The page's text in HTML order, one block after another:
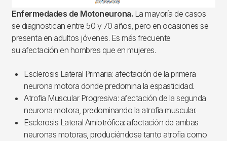
Enfermedades de Motoneurona. La mayoría de casos
se diagnostican entre 50 y 70 años, pero en ocasiones se
presenta en adultos jóvenes. Es más frecuente
su afectación en hombres que en mujeres.
Esclerosis Lateral Primaria: afectación de la primera
neurona motora donde predomina la espasticidad.
Atrofia Muscular Progresiva: afectación de la segunda
neurona motora, predominando la atrofia muscular.
Esclerosis Lateral Amiotrófica: afectación de ambas
neuronas motoras, produciéndose tanto atrofia como